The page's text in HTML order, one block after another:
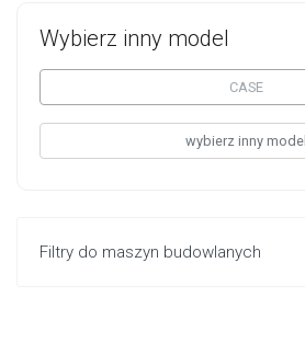
Wybierz inny model
CASE
wybierz inny model
Filtry do maszyn budowlanych